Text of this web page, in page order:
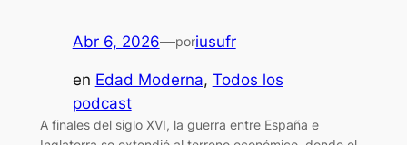
Abr 6, 2026—poriusufr
en Edad Moderna, Todos los
podcast
A finales del siglo XVI, la guerra entre España e